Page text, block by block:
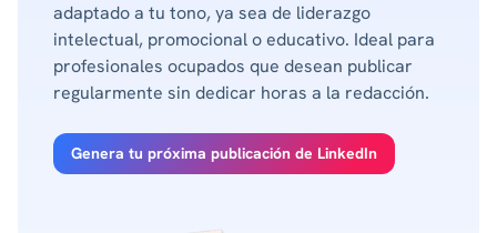
adaptado a tu tono, ya sea de liderazgo
intelectual, promocional o educativo. Ideal para
profesionales ocupados que desean publicar
regularmente sin dedicar horas a la redacción.
Genera tu próxima publicación de LinkedIn